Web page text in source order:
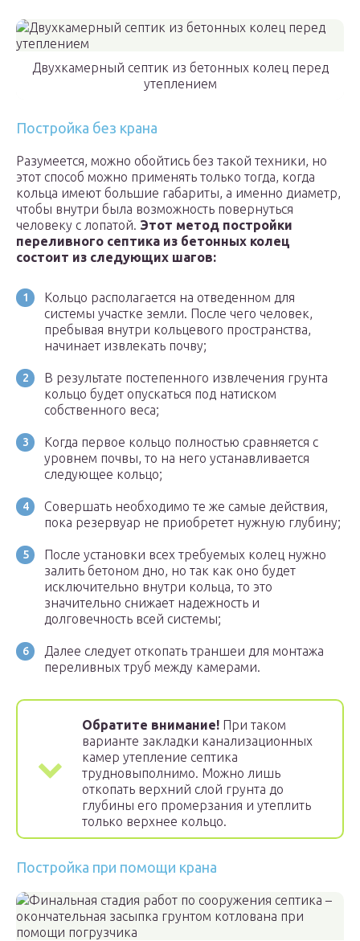
Двухкамерный септик из бетонных колец перед
утеплением
Постройка без крана
Разумеется, можно обойтись без такой техники, но
этот способ можно применять только тогда, когда
кольца имеют большие габариты, а именно диаметр,
чтобы внутри была возможность повернуться
человеку с лопатой. Этот метод постройки
переливного септика из бетонных колец
состоит из следующих шагов:
Кольцо располагается на отведенном для
системы участке земли. После чего человек,
пребывая внутри кольцевого пространства,
начинает извлекать почву;
В результате постепенного извлечения грунта
кольцо будет опускаться под натиском
собственного веса;
Когда первое кольцо полностью сравняется с
уровнем почвы, то на него устанавливается
следующее кольцо;
Совершать необходимо те же самые действия,
пока резервуар не приобретет нужную глубину;
После установки всех требуемых колец нужно
залить бетоном дно, но так как оно будет
исключительно внутри кольца, то это
значительно снижает надежность и
долговечность всей системы;
Далее следует откопать траншеи для монтажа
переливных труб между камерами.
Обратите внимание! При таком
варианте закладки канализационных
камер утепление септика
трудновыполнимо. Можно лишь
откопать верхний слой грунта до
глубины его промерзания и утеплить
только верхнее кольцо.
Постройка при помощи крана